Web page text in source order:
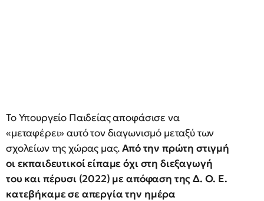
Το Υπουργείο Παιδείας αποφάσισε να
«μεταφέρει» αυτό τον διαγωνισμό μεταξύ των
σχολείων της χώρας μας.Από την πρώτη στιγμή
οι εκπαιδευτικοί είπαμε όχι στη διεξαγωγή
του και πέρυσι (2022) με απόφαση της Δ. Ο. Ε.
κατεβήκαμε σε απεργία την ημέρα